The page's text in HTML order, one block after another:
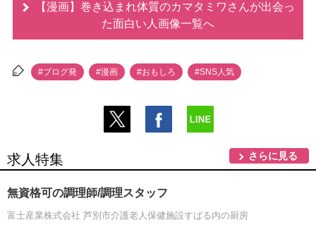
【漫画】巻き込まれ体質のカマタミワさんが出会っ
た面白い人画像一覧へ
#ブログ発 #漫画 #おもしろ #SNS人気
求人特集 さらに見る
無資格可の調理師/調理スタッフ
富士産業株式会社 芦別市介護老人保健施設すばる内の厨房